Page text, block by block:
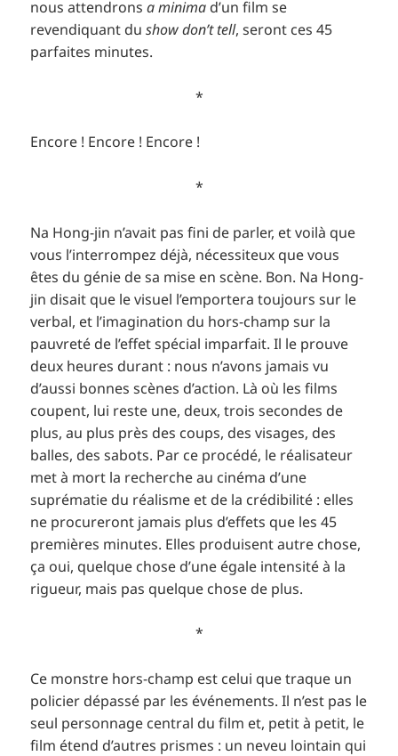
nous attendronsa minima d’un film se
revendiquant dushow don’t tell, seront ces 45
parfaites minutes.
*
Encore ! Encore ! Encore !
*
Na Hong-jin n’avait pas fini de parler, et voilà que
vous l’interrompez déjà, nécessiteux que vous
êtes du génie de sa mise en scène. Bon. Na Hong-
jin disait que le visuel l’emportera toujours sur le
verbal, et l’imagination du hors-champ sur la
pauvreté de l’effet spécial imparfait. Il le prouve
deux heures durant : nous n’avons jamais vu
d’aussi bonnes scènes d’action. Là où les films
coupent, lui reste une, deux, trois secondes de
plus, au plus près des coups, des visages, des
balles, des sabots. Par ce procédé, le réalisateur
met à mort la recherche au cinéma d’une
suprématie du réalisme et de la crédibilité : elles
ne procureront jamais plus d’effets que les 45
premières minutes. Elles produisent autre chose,
ça oui, quelque chose d’une égale intensité à la
rigueur, mais pas quelque chose de plus.
*
Ce monstre hors-champ est celui que traque un
policier dépassé par les événements. Il n’est pas le
seul personnage central du film et, petit à petit, le
film étend d’autres prismes : un neveu lointain qui